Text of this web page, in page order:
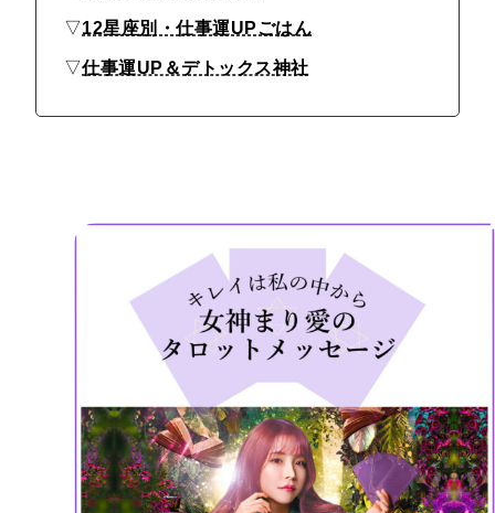
▽12星座別・仕事運UPごはん
▽仕事運UP＆デトックス神社